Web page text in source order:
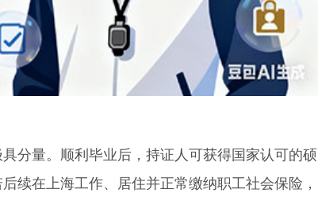
分量。顺利毕业后，持证人可获得国家认可的硕
续在上海工作、居住并正常缴纳职工社会保险，